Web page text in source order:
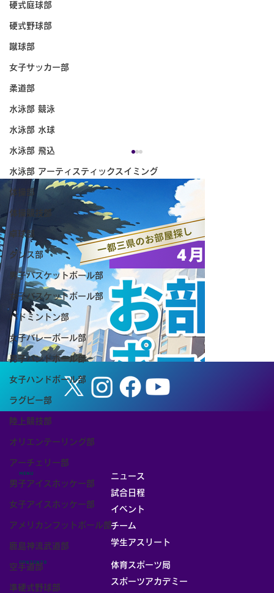
硬式庭球部
硬式野球部
蹴球部
女子サッカー部
柔道部
水泳部 競泳
水泳部 水球
水泳部 飛込
水泳部 アーティスティックスイミング
体操部
体操競技部
卓球部
ダンス部
男子バスケットボール部
女子バスケットボール部
バドミントン部
女子バレーボール部
男子ハンドボール部
女子ハンドボール部
ラグビー部
陸上競技部
オリエンテーリング部
アーチェリー部
男子アイスホッケー部
女子アイスホッケー部
アメリカンフットボール部
鹿島神流武道部
空手道部
準硬式野球部
【お知らせ】8/8（土） 筑波大学ホーム
ゲーム「TSUKUBA LIVE! Presented by
SMBC」（女子バスケットボール）を開
催します
ニュース
試合日程
イベント
チーム
学生アスリート
MENU
体育スポーツ局
スポーツアカデミー
CONTENTS